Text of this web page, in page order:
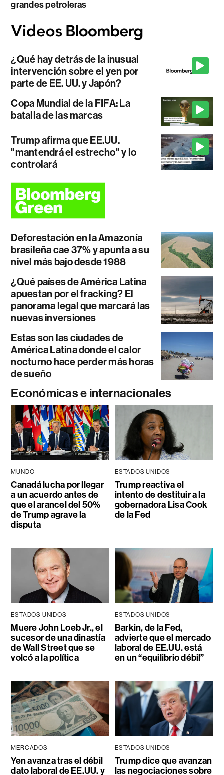
grandes petroleras
¿Qué hay detrás de la inusual
intervención sobre el yen por
parte de EE. UU. y Japón?
Copa Mundial de la FIFA: La
batalla de las marcas
Trump afirma que EE.UU.
"mantendrá el estrecho" y lo
controlará
Deforestación en la Amazonía
brasileña cae 37% y apunta a su
nivel más bajo desde 1988
¿Qué países de América Latina
apuestan por el fracking? El
panorama legal que marcará las
nuevas inversiones
Estas son las ciudades de
América Latina donde el calor
nocturno hace perder más horas
de sueño
Económicas e internacionales
MUNDO
Canadá lucha por llegar
a un acuerdo antes de
que el arancel del 50%
de Trump agrave la
disputa
ESTADOS UNIDOS
Trump reactiva el
intento de destituir a la
gobernadora Lisa Cook
de la Fed
ESTADOS UNIDOS
Muere John Loeb Jr., el
sucesor de una dinastía
de Wall Street que se
volcó a la política
ESTADOS UNIDOS
Barkin, de la Fed,
advierte que el mercado
laboral de EE.UU. está
en un “equilibrio débil”
MERCADOS
Yen avanza tras el débil
dato laboral de EE.UU. y
ESTADOS UNIDOS
Trump dice que avanzan
las negociaciones sobre